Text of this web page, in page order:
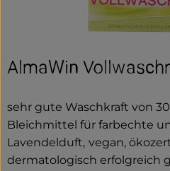
AlmaWin
sehr gute Waschkraft von
Bleichmittel für farbechte
Lavendelduft, vegan,
dermatologisch erfolgreich